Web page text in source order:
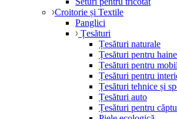
Croitorie și Textile
Panglici
Țesături
Țesături naturale
Țesături pentru haine
Țesături pentru
Țesături pentru
Țesături tehnice și
Țesături auto
Țesături pentru